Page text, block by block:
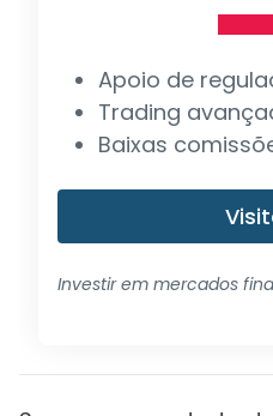
Apoio de
Trading
Baixas
Investir em mercados